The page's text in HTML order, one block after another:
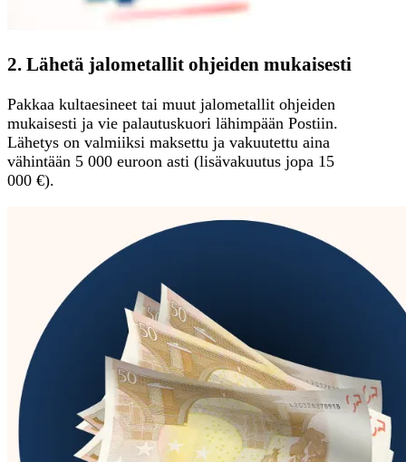
2. Lähetä jalometallit ohjeiden mukaisesti
Pakkaa kultaesineet tai muut jalometallit ohjeiden
mukaisesti ja vie palautuskuori lähimpään Postiin.
Lähetys on valmiiksi maksettu ja vakuutettu aina
vähintään 5 000 euroon asti (lisävakuutus jopa 15
000 €).